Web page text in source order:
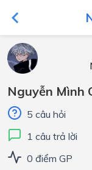
Nguyễn Mình
5 câu hỏi
1 câu trả lời
0 điểm GP